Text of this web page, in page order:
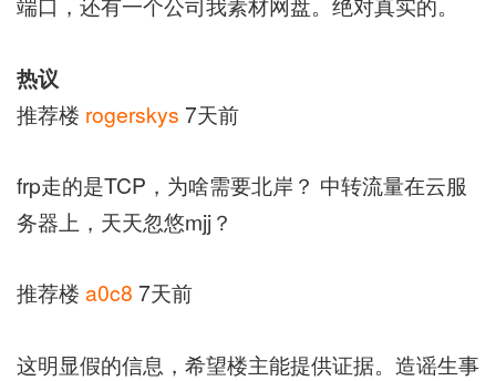
热议
推荐楼 rogerskys 7天前
frp走的是TCP，为啥需要北岸？ 中转流量在云服
务器上，天天忽悠mjj？
推荐楼 a0c8 7天前
这明显假的信息，希望楼主能提供证据。造谣生事